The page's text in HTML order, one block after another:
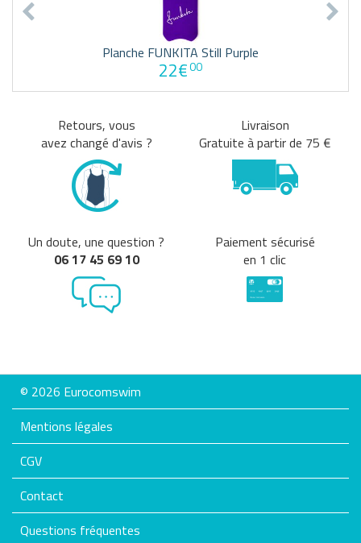
Planche FUNKITA Still Purple
22€00
Retours, vous
avez changé d'avis ?
Livraison
Gratuite à partir de 75 €
Un doute, une question ?
06 17 45 69 10
Paiement sécurisé
en 1 clic
© 2026 Eurocomswim
Mentions légales
CGV
Contact
Questions fréquentes